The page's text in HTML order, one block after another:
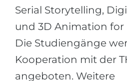
Serial Storytelling,
und 3D Animation for
Die Studiengänge
Kooperation mit der
angeboten. Weitere